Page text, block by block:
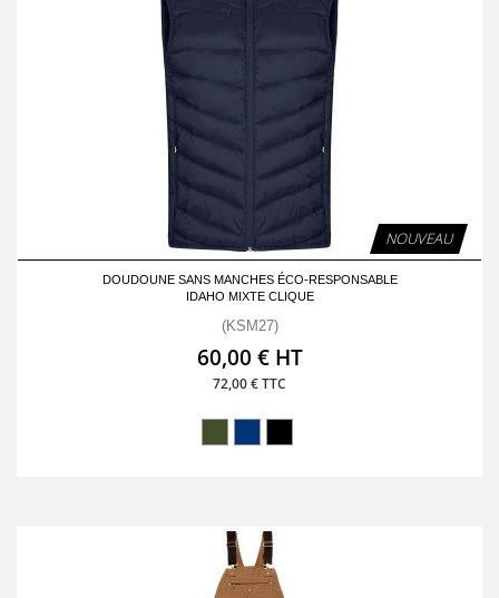
NOUVEAU
DOUDOUNE SANS MANCHES ÉCO-RESPONSABLE
IDAHO MIXTE CLIQUE
(KSM27)
60,00 € HT
72,00 € TTC